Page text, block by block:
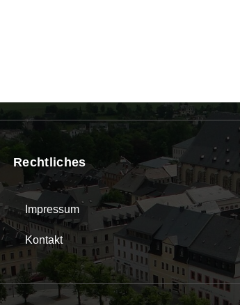
Rechtliches
Impressum
Kontakt